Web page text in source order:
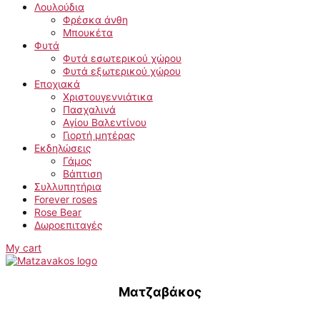
Λουλούδια
Φρέσκα άνθη
Μπουκέτα
Φυτά
Φυτά εσωτερικού χώρου
Φυτά εξωτερικού χώρου
Εποχιακά
Χριστουγεννιάτικα
Πασχαλινά
Αγίου Βαλεντίνου
Γιορτή μητέρας
Εκδηλώσεις
Γάμος
Βάπτιση
Συλλυπητήρια
Forever roses
Rose Bear
Δωροεπιταγές
My cart
Ματζαβάκος